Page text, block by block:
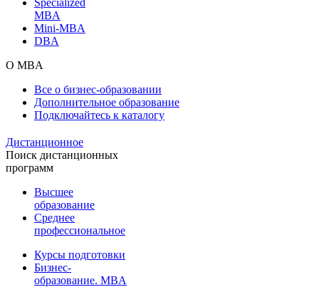
MBA
Mini-MBA
DBA
О MBA
Все о бизнес-образовании
Дополнительное образование
Подключайтесь к каталогу
Дистанционное
Поиск дистанционных
программ
Высшее
образование
Среднее
профессиональное
Курсы подготовки
Бизнес-
образование. MBA